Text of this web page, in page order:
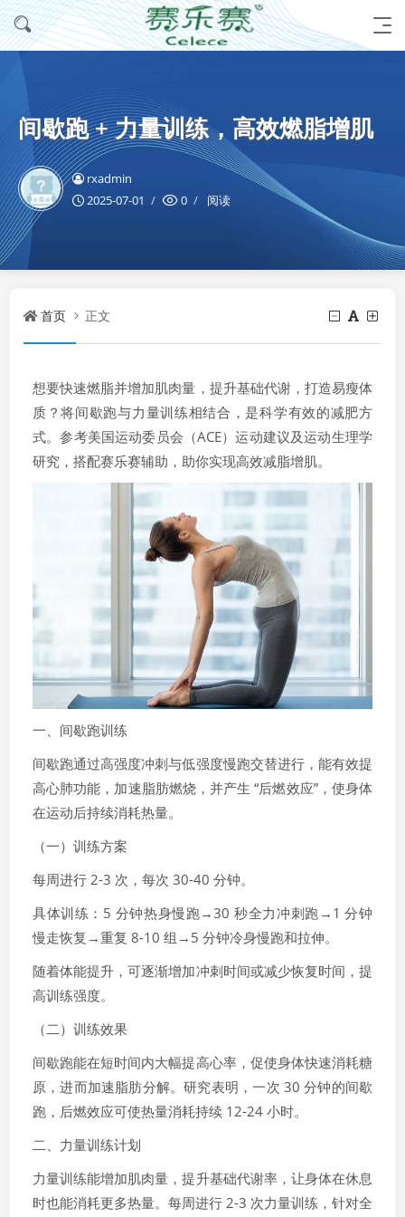
间歇跑 + 力量训练，高效燃脂增肌
rxadmin
2025-07-01
0 阅读
首页 正文
想要快速燃脂并增加肌肉量，提升基础代谢，打造易瘦体
质？将间歇跑与力量训练相结合，是科学有效的减肥方
式。参考美国运动委员会（ACE）运动建议及运动生理学
研究，搭配赛乐赛辅助，助你实现高效减脂增肌。
一、间歇跑训练
间歇跑通过高强度冲刺与低强度慢跑交替进行，能有效提
高心肺功能，加速脂肪燃烧，并产生 “后燃效应”，使身体
在运动后持续消耗热量。
（一）训练方案
每周进行 2-3 次，每次 30-40 分钟。
具体训练：5 分钟热身慢跑→30 秒全力冲刺跑→1 分钟
慢走恢复→重复 8-10 组→5 分钟冷身慢跑和拉伸。
随着体能提升，可逐渐增加冲刺时间或减少恢复时间，提
高训练强度。
（二）训练效果
间歇跑能在短时间内大幅提高心率，促使身体快速消耗糖
原，进而加速脂肪分解。研究表明，一次 30 分钟的间歇
跑，后燃效应可使热量消耗持续 12-24 小时。
二、力量训练计划
力量训练能增加肌肉量，提升基础代谢率，让身体在休息
时也能消耗更多热量。每周进行 2-3 次力量训练，针对全